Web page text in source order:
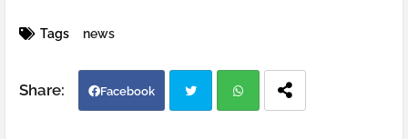
Tags news
Facebook